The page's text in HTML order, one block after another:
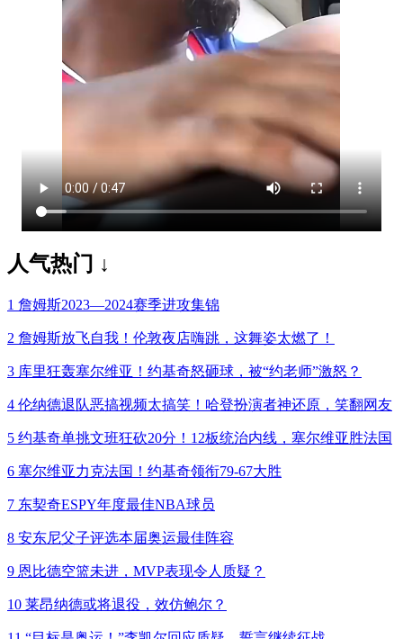
人气热门 ↓
1 詹姆斯2023—2024赛季进攻集锦
2 詹姆斯放飞自我！伦敦夜店嗨跳，这舞姿太燃了！
3 库里狂轰塞尔维亚！约基奇怒砸球，被“约老师”激怒？
4 伦纳德退队恶搞视频太搞笑！哈登扮演者神还原，笑翻网友
5 约基奇单挑文班狂砍20分！12板统治内线，塞尔维亚胜法国
6 塞尔维亚力克法国！约基奇领衔79-67大胜
7 东契奇ESPY年度最佳NBA球员
8 安东尼父子评选本届奥运最佳阵容
9 恩比德空篮未进，MVP表现令人质疑？
10 莱昂纳德或将退役，效仿鲍尔？